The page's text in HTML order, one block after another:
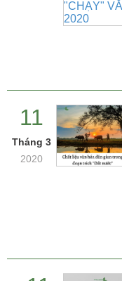
11
Tháng 3
2020